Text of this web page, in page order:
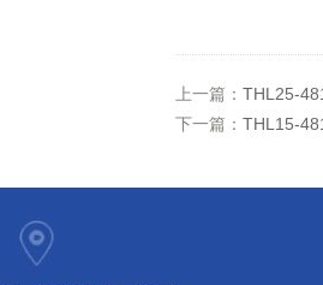
上一篇： THL25-
下一篇： THL15-